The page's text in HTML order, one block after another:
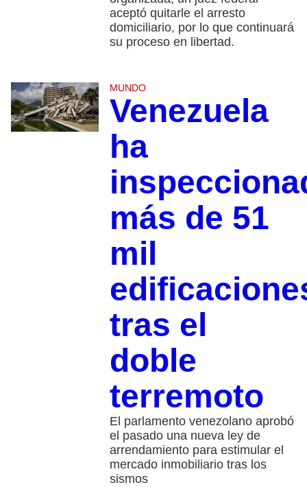
aceptó quitarle el arresto
domiciliario, por lo que continuará
su proceso en libertad.
MUNDO
Venezuela
ha
más de 51
mil
tras el
doble
terremoto
El parlamento venezolano aprobó
el pasado una nueva ley de
arrendamiento para estimular el
mercado inmobiliario tras los
sismos